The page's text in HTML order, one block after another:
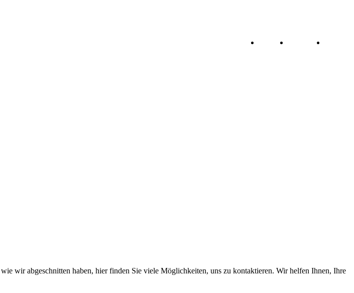
English Ukrainian
wir abgeschnitten haben, hier finden Sie viele Möglichkeiten, uns zu kontaktieren. Wir helfen Ihnen, Ihre